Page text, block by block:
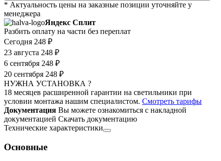
* Актуальность цены на заказные позиции уточняйте у
менеджера
Яндекс Сплит
Разбить оплату на части без переплат
Сегодня 248 ₽
23 августа 248 ₽
6 сентября 248 ₽
20 сентября 248 ₽
НУЖНА УСТАНОВКА ?
18 месяцев расширенной гарантии на светильники при
условии монтажа нашим специалистом. Смотреть тарифы
Документация Вы можете ознакомиться с накладной
документацией Скачать документацию
Технические характеристики
Основные